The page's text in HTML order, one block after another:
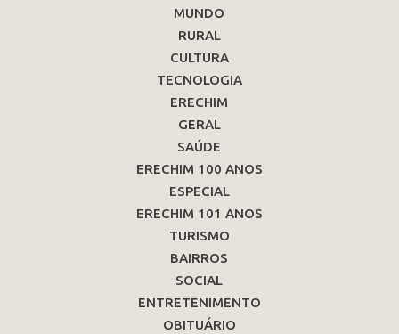
MUNDO
RURAL
CULTURA
TECNOLOGIA
ERECHIM
GERAL
SAÚDE
ERECHIM 100 ANOS
ESPECIAL
ERECHIM 101 ANOS
TURISMO
BAIRROS
SOCIAL
ENTRETENIMENTO
OBITUÁRIO